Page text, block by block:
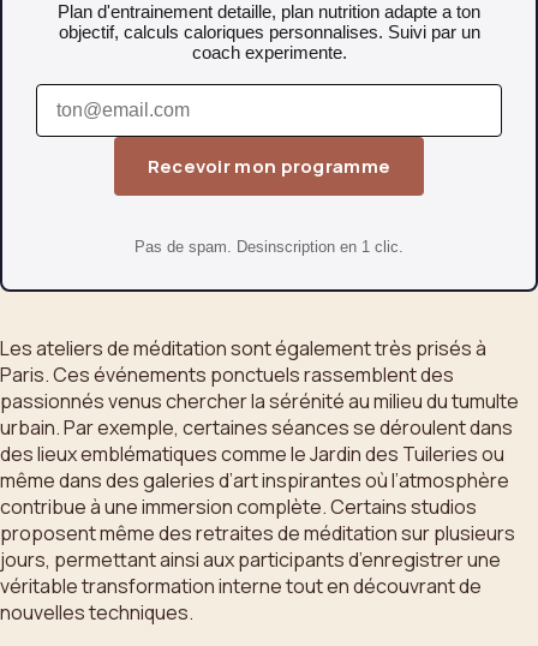
Plan d'entrainement detaille, plan nutrition adapte a ton
objectif, calculs caloriques personnalises. Suivi par un
coach experimente.
Recevoir mon programme
Pas de spam. Desinscription en 1 clic.
Les ateliers de méditation sont également très prisés à
Paris. Ces événements ponctuels rassemblent des
passionnés venus chercher la sérénité au milieu du tumulte
urbain. Par exemple, certaines séances se déroulent dans
des lieux emblématiques comme le Jardin des Tuileries ou
même dans des galeries d’art inspirantes où l’atmosphère
contribue à une immersion complète. Certains studios
proposent même des retraites de méditation sur plusieurs
jours, permettant ainsi aux participants d’enregistrer une
véritable transformation interne tout en découvrant de
nouvelles techniques.